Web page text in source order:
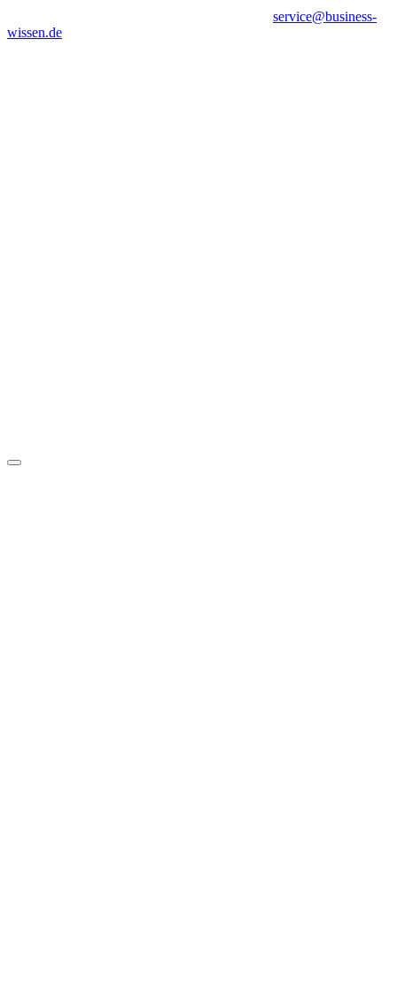
service@business-
wissen.de